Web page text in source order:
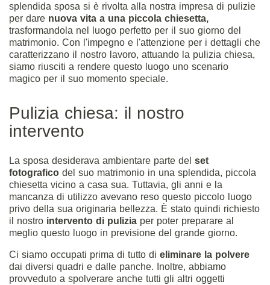
splendida sposa si è rivolta alla nostra impresa di pulizie
per dare nuova vita a una piccola chiesetta,
trasformandola nel luogo perfetto per il suo giorno del
matrimonio. Con l'impegno e l'attenzione per i dettagli che
caratterizzano il nostro lavoro, attuando la pulizia chiesa,
siamo riusciti a rendere questo luogo uno scenario
magico per il suo momento speciale.
Pulizia chiesa: il nostro
intervento
La sposa desiderava ambientare parte del set
fotografico del suo matrimonio in una splendida, piccola
chiesetta vicino a casa sua. Tuttavia, gli anni e la
mancanza di utilizzo avevano reso questo piccolo luogo
privo della sua originaria bellezza. È stato quindi richiesto
il nostro intervento di pulizia per poter preparare al
meglio questo luogo in previsione del grande giorno.
Ci siamo occupati prima di tutto di eliminare la polvere
dai diversi quadri e dalle panche. Inoltre, abbiamo
provveduto a spolverare anche tutti gli altri oggetti